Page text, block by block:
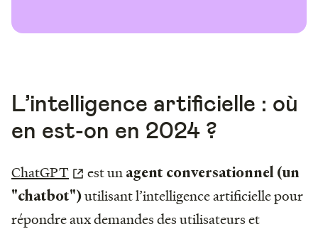
L’intelligence artificielle : où
en est-on en 2024 ?
ChatGPT est un agent conversationnel (un
"chatbot")utilisant l’intelligence artificielle pour
répondre aux demandes des utilisateurs et